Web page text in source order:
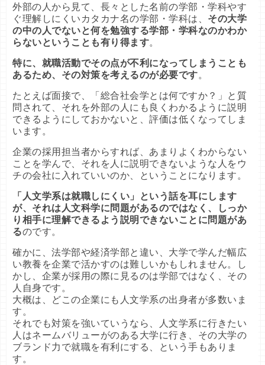
外部の人から見て、長々とした名前の学部・学科やす
ぐ理解しにくいカタカナ名の学部・学科は、 その大学
の中の人でないと何を勉強する学部・学科なのかわか
らないということも有り得ます。
特に、就職活動でその点が不利になってしまうことも
あるため、その対策を考えるのが必要です。
たとえば面接で、「総合社会学とは何ですか？」と質
問されて、それを外部の人にも良くわかるように説明
できるようにしておかないと、評価は低くなってしま
います。
企業の採用担当者からすれば、あまりよくわからない
ことを学んで、それを人に説明できないような人をウ
チの会社に入れていいのか、ということになります。
「人文学系は就職しにくい」という話を耳にします
が、それは人文科学に問題があるのではなく、しっか
り相手に理解できるよう説明できないことに問題があ
るのです。
確かに、法学部や経済学部と違い、大学で学んだ幅広
い教養を企業で活かすのは難しいかもしれません。し
かし、企業が採用の際に見るのは学部ではなく、その
人自身です。
大概は、どこの企業にも人文学系の出身者が多数いま
す。
それでも対策を強いていうなら、人文学系に行きたい
人はネームバリューがのある大学に行き、その大学の
ブランド力で就職を有利にする、という手もありま
す。